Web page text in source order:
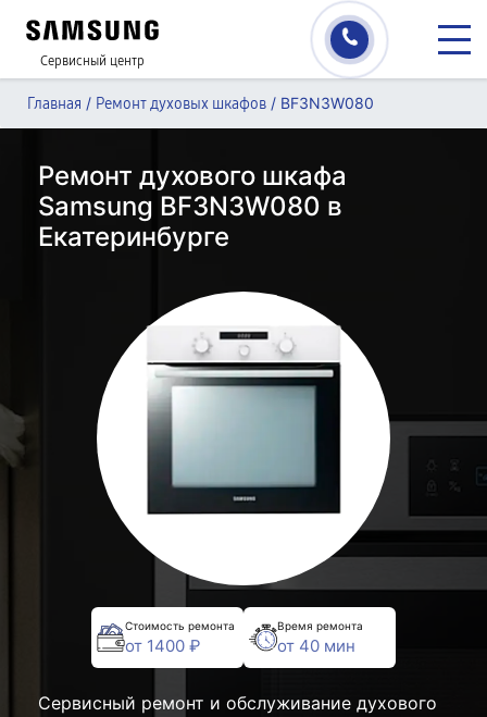
Сервисный центр
Главная / Ремонт духовых шкафов / BF3N3W080
Ремонт духового шкафа
Samsung BF3N3W080 в
Екатеринбурге
Стоимость ремонта
от 1400 ₽
Время ремонта
от 40 мин
Сервисный ремонт и обслуживание духового